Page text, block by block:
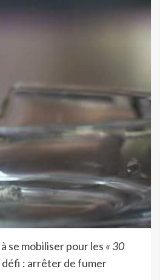
se mobiliser pour les « 30
défi : arrêter de fumer